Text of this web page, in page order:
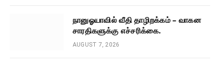
நானுஓயாவில் வீதி தாழிறக்கம் – வாகன
சாரதிகளுக்கு எச்சரிக்கை.
AUGUST 7, 2026